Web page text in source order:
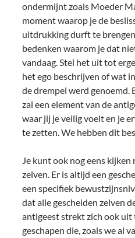
ondermijnt zoals Moeder
moment waarop je de
uitdrukking durft te
bedenken waarom je dat
vandaag. Stel het uit tot
het ego beschrijven of wat
de drempel werd genoemd.
zal een element van de
waar jij je veilig voelt en je
te zetten. We hebben dit
Je kunt ook nog eens kijken
zelven. Er is altijd een
een specifiek
dat alle gescheiden zelven
antigeest strekt zich ook uit
geschapen die, zoals we al